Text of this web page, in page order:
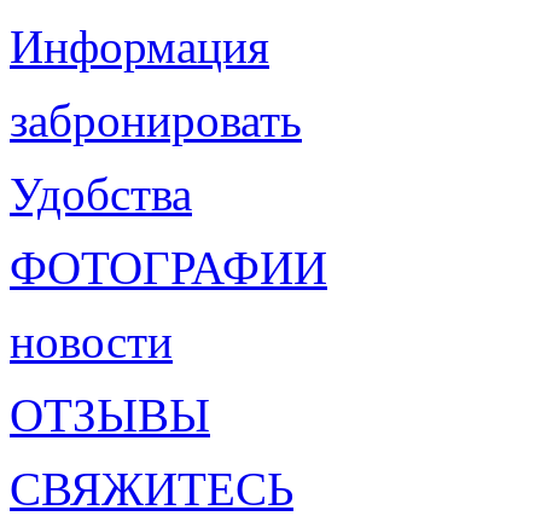
Информация
забронировать
Удобства
ФОТОГРАФИИ
новости
ОТЗЫВЫ
СВЯЖИТЕСЬ